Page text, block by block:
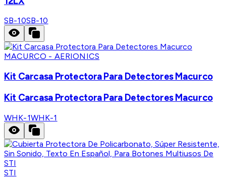
SB-10SB-10
MACURCO - AERIONICS
Kit Carcasa Protectora Para Detectores Macurco
Kit Carcasa Protectora Para Detectores Macurco
WHK-1WHK-1
STI